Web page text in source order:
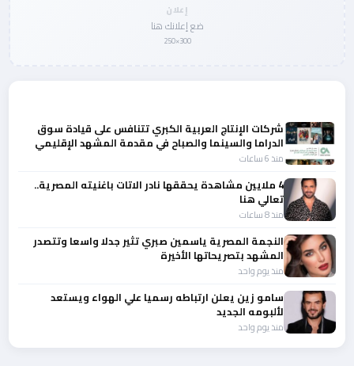
إعلان
ضع إعلانك هنا
300×250
شركات الإنتاج العربية الكبري تتنافس على قيادة سوق
الدراما والسينما والصباح في مقدمة المشهد الإقليمي
منذ 6 ساعات
4 ملايين مشاهدة يحققها نادر الاتات باغنيته المصرية..
تعالي هنا
منذ 8 ساعات
النجمة المصرية ياسمين صبري تثير جدلا واسعا وتتصدر
المشهد بتصريحاتها الأخيرة
منذ يوم واحد
سامو زين يعلن ارتباطه رسميا علي الهواء ويستعد
لألبومه الجديد
منذ يوم واحد